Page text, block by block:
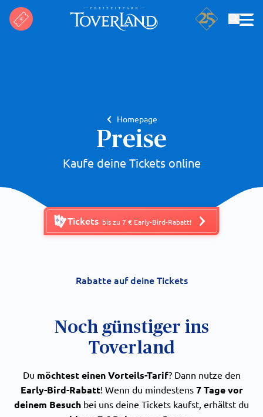
Homepage
Preise
Kaufe deine Tickets online
Tickets bis zu 7 € Early-Bird-Rabatt!
Rabatte auf deine Tickets
Noch günstiger ins
Toverland
Du möchtest einen Vorteils-Tarif? Dann nutze den
Early-Bird-Rabatt! Wenn du mindestens 7 Tage vor
deinem Besuch bei uns deine Tickets kaufst, erhältst du